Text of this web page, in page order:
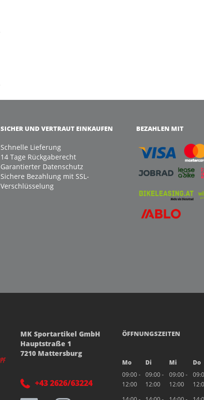
SICHER UND VERTRAUT EINKAUFEN
Schnelle Lieferung
14 Tage Rückgaberecht
Garantierter Datenschutz
Sichere Bezahlung mit SSL-
Verschlüsselung
BEZAHLEN MIT
MK Sportartikel GmbH
Hauptstraße 1
7210 Mattersburg
+43 2626/63224
ÖFFNUNGSZEITEN
Mo Di Mi Do
09:00 -
12:00
09:00 -
12:00
09:00 -
12:00